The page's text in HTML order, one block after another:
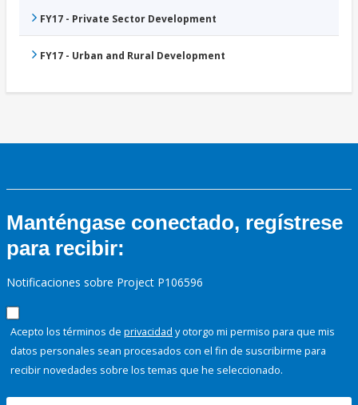
FY17 - Private Sector Development
FY17 - Urban and Rural Development
Manténgase conectado, regístrese
para recibir:
Notificaciones sobre Project P106596
Acepto los términos de privacidad y otorgo mi permiso para que mis
datos personales sean procesados con el fin de suscribirme para
recibir novedades sobre los temas que he seleccionado.